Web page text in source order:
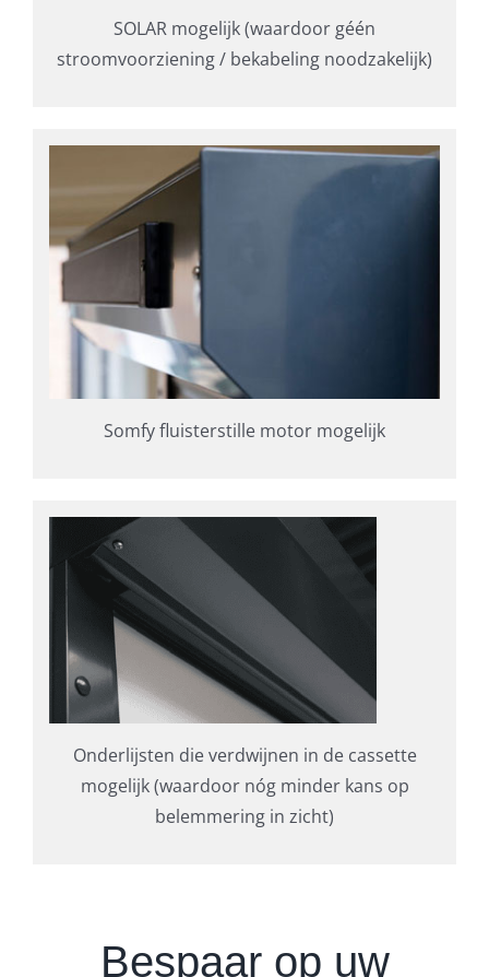
SOLAR mogelijk (waardoor géén
stroomvoorziening / bekabeling noodzakelijk)
Somfy fluisterstille motor mogelijk
Onderlijsten die verdwijnen in de cassette
mogelijk (waardoor nóg minder kans op
belemmering in zicht)
Bespaar op uw